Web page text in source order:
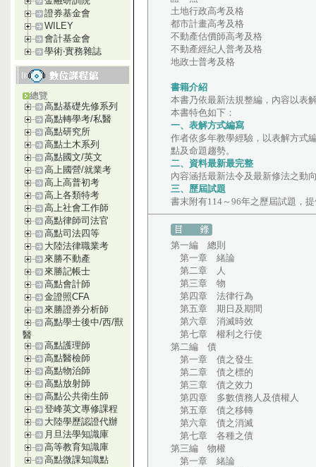
證券基金會
WILEY
會計基金會
學術‧實務雜誌
總覽
高點基礎先修系列
高點轉學考/私醫
高點研究所
高點土木系列
高點國文/英文
高上國營/就業考
高上高普初考
高上各類特考
高上社會工作師
高點律師司法官
高點司法四等
大陸法律職業考
來勝不動產
來勝記帳士
高點會計師
金證照CFA
來勝證券分析師
高點學士後中/西/獸
醫
高點護理師
高點醫檢師
高點物治師
高點放射師
高點公共衛生師
登峰英文專修課程
大陸學歷認證代辦
月旦法學知識庫
高等教育知識庫
高點微課知識點
土地行政高考及格
都市計畫高考及格
不動產估價師高考及格
不動產經紀人普考及格
地政士普考及格
書籍介紹
本書乃依最新法規整編，內容以表
本書特色如下：
一、表解方式編寫
作者依多年教學經驗，以表解方式
點及命題趨勢。
二、資料最新最完整
內容涵括最新法令及最新修法之動
三、歷屆試題
書末附有114～96年之歷屆試題，
第一編 總則
第一章 緒論
第二章 人
第三章 物
第四章 法律行為
第五章 期日及期間
第六章 消滅時效
第七章 權利之行使
第二編 債
第一章 債之發生
第二章 債之標的
第三章 債之效力
第四章 多數債務人及債權人
第五章 債之移轉
第六章 債之消滅
第七章 各種之債
第三編 物權
第一章 緒論